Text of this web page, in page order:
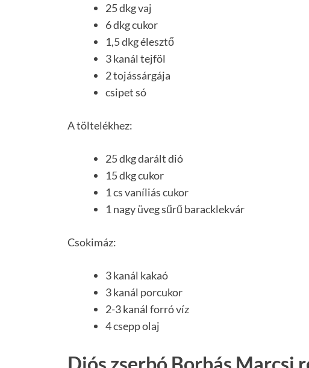
25 dkg vaj
6 dkg cukor
1,5 dkg élesztő
3 kanál tejföl
2 tojássárgája
csipet só
A töltelékhez:
25 dkg darált dió
15 dkg cukor
1 cs vaníliás cukor
1 nagy üveg sűrű baracklekvár
Csokimáz:
3 kanál kakaó
3 kanál porcukor
2-3 kanál forró víz
4 csepp olaj